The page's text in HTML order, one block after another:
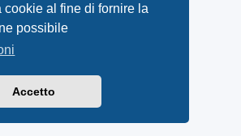
cookie al fine di fornire la
possibile
Accetto